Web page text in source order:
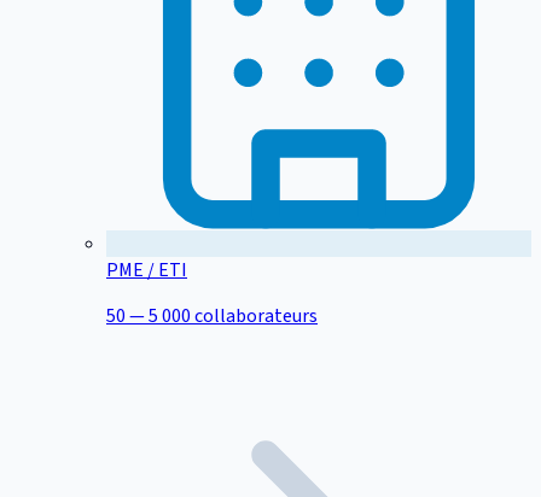
PME / ETI
50 — 5 000 collaborateurs